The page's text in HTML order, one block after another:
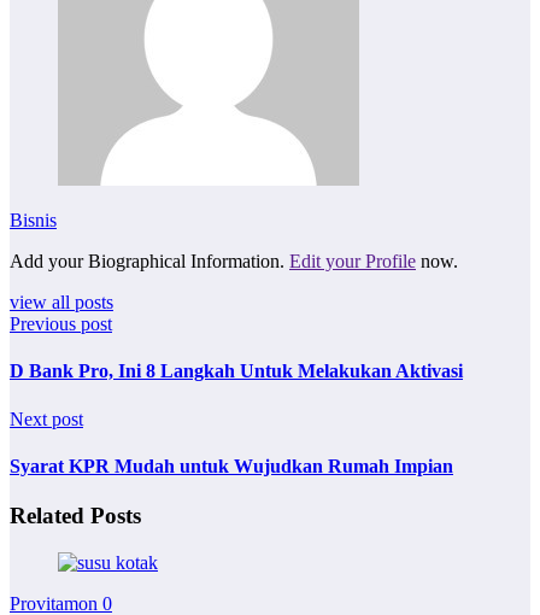
Bisnis
Add your Biographical Information. Edit your Profile now.
view all posts
Previous post
D Bank Pro, Ini 8 Langkah Untuk Melakukan Aktivasi
Next post
Syarat KPR Mudah untuk Wujudkan Rumah Impian
Related Posts
Provitamon 0